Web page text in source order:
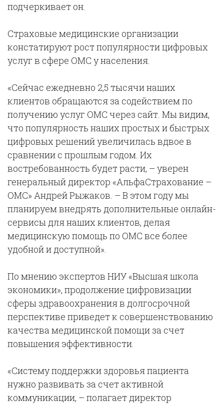
подчеркивает он.
Страховые медицинские организации
констатируют рост популярности цифровых
услуг в сфере ОМС у населения.
«Сейчас ежедневно 2,5 тысячи наших
клиентов обращаются за содействием по
получению услуг ОМС через сайт. Мы видим,
что популярность наших простых и быстрых
цифровых решений увеличилась вдвое в
сравнении с прошлым годом. Их
востребованность будет расти, – уверен
генеральный директор «АльфаСтрахование –
ОМС» Андрей Рыжаков. – В этом году мы
планируем внедрять дополнительные онлайн-
сервисы для наших клиентов, делая
медицинскую помощь по ОМС все более
удобной и доступной».
По мнению экспертов НИУ «Высшая школа
экономики», продолжение цифровизации
сферы здравоохранения в долгосрочной
перспективе приведет к совершенствованию
качества медицинской помощи за счет
повышения эффективности.
«Систему поддержки здоровья пациента
нужно развивать за счет активной
коммуникации, – полагает директор